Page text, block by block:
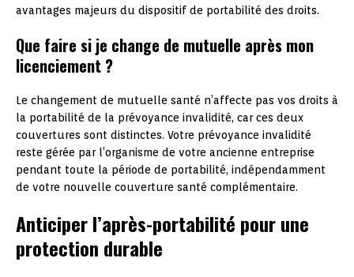
avantages majeurs du dispositif de portabilité des droits.
Que faire si je change de mutuelle après mon
licenciement ?
Le changement de mutuelle santé n’affecte pas vos droits à
la portabilité de la prévoyance invalidité, car ces deux
couvertures sont distinctes. Votre prévoyance invalidité
reste gérée par l’organisme de votre ancienne entreprise
pendant toute la période de portabilité, indépendamment
de votre nouvelle couverture santé complémentaire.
Anticiper l’après-portabilité pour une
protection durable